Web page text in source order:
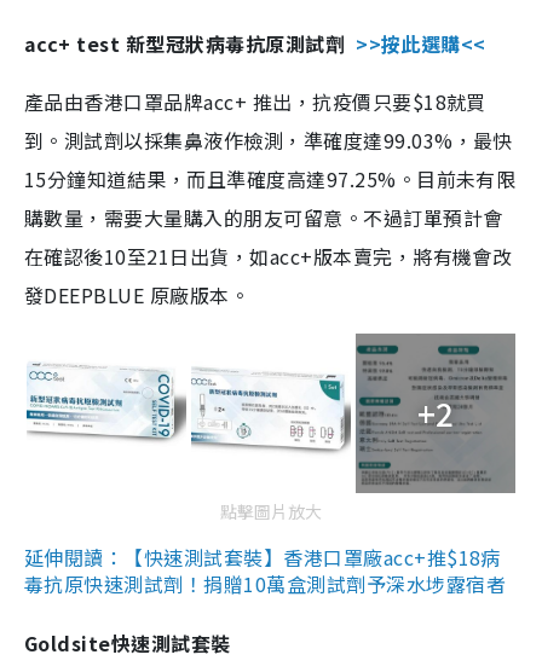
acc+ test 新型冠狀病毒抗原測試劑 >>按此選購<<
產品由香港口罩品牌acc+ 推出，抗疫價只要$18就買
到。測試劑以採集鼻液作檢測，準確度達99.03%，最快
15分鐘知道結果，而且準確度高達97.25%。目前未有限
購數量，需要大量購入的朋友可留意。不過訂單預計會
在確認後10至21日出貨，如acc+版本賣完，將有機會改
發DEEPBLUE 原廠版本。
+2
點擊圖片放大
延伸閱讀：【快速測試套裝】香港口罩廠acc+推$18病
毒抗原快速測試劑！捐贈10萬盒測試劑予深水埗露宿者
Goldsite快速測試套裝